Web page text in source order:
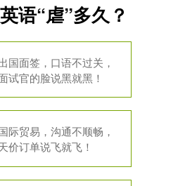
语“虐”多久？
国面签，口语不过关，
试官的脸说黑就黑！
际贸易，沟通不顺畅，
价订单说飞就飞！